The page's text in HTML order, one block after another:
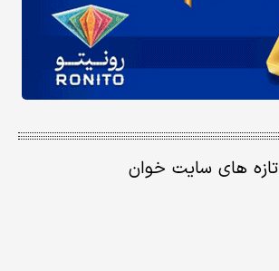
تازه های سایت خوان